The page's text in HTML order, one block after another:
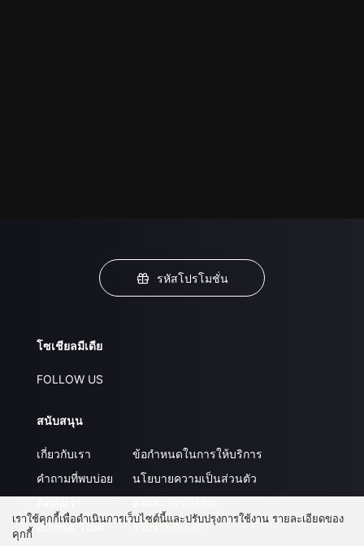
รหัสโปรโมชั่น
โซเชียลมีเดีย
FOLLOW US
สนับสนุน
เกี่ยวกับเรา
คำถามที่พบบ่อย
อัปเกรด วีไอพี
ข้อกำหนดในการให้บริการ
นโยบายความเป็นส่วนตัว
ร่วมงานกับเรา
เราใช้คุกกี้เพื่อดำเนินการเว็บไซต์นี้และปรับปรุงการใช้งาน รายละเอียดของ
คุกกี้